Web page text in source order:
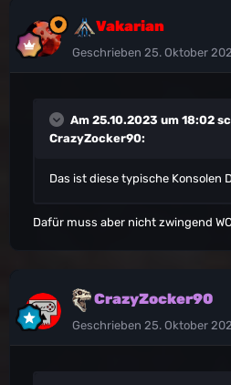
Vakarian
Geschrieben 25. Oktober
Am 25.10.2023 um 18:02
CrazyZocker90:
Das ist diese typische Konsolen
Dafür muss aber nicht zwingend
CrazyZocker90
Geschrieben 25. Oktober